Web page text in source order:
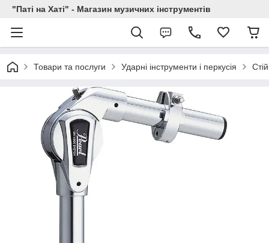
"Паті на Хаті" - Магазин музичних інструментів
Товари та послуги Ударні інструменти і перкусія